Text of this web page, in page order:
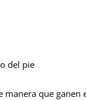
del pie
manera que ganen